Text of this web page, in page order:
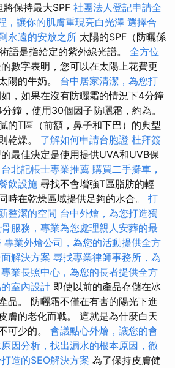
將保持最大SPF 社團法人登記申請全
，讓你的肌膚重現亮白光澤 選擇合
永遠的安放之所 太陽的SPF（防曬係
語是指給定的紫外線光譜。 全方位
數字表明，您可以在太陽上花費更
陽的牛奶。 台中居家清潔，為您打
，如果在沒有防曬霜的情況下4分鐘
鐘，使用30個因子防曬霜，約為。
的T區（前額，鼻子和下巴）的典型
乾燥。 了解如何申請台胞證 杜拜簽
最佳決定是使用提供UVA和UVB保
台北記帳士專業推薦 購買二手攤車，
飲設施 尋找不會增強T區脂肪的輕
時在乾燥區域提供足夠的水合。 打
整潔的空間 台中外燴，為您打造獨
服務，專業為您處理親人安葬的最
專業外燴公司，為您的活動提供全方
解決方案 尋找專業律師事務所，為
專業長照中心，為您的長者提供全方
室內設計 即使以前的產品存儲在冰
品。 防曬霜不僅在有害的陽光下進
膚的老化而戰。 這就是為什麼白天
可少的。 會議點心外燴，讓您的會
因分析，找出漏水的根本原因，徹
造的SEO解決方案 為了保持皮膚健